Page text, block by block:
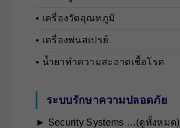
• เครื่องวัดอุณหภูมิ
• เครื่องพ่นสเปรย์
• น้ำยาทำความสะอาดเชื้อโรค
ระบบรักษาความปลอดภัย
► Security Systems …(ดูทั้งหมด)